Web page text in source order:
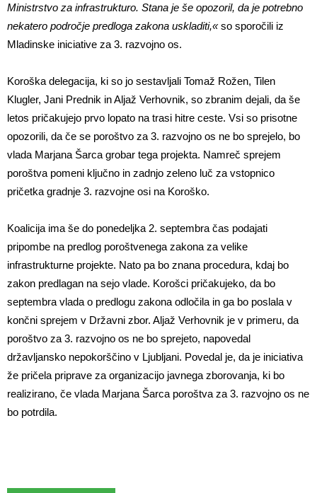
Ministrstvo za infrastrukturo. Stana je še opozoril, da je potrebno
nekatero področje predloga zakona uskladiti,«so sporočili iz
Mladinske iniciative za 3. razvojno os.
Koroška delegacija, ki so jo sestavljali Tomaž Rožen, Tilen
Klugler, Jani Prednik in Aljaž Verhovnik, so zbranim dejali, da še
letos pričakujejo prvo lopato na trasi hitre ceste. Vsi so prisotne
opozorili, da če se poroštvo za 3. razvojno os ne bo sprejelo, bo
vlada Marjana Šarca grobar tega projekta. Namreč sprejem
poroštva pomeni ključno in zadnjo zeleno luč za vstopnico
pričetka gradnje 3. razvojne osi na Koroško.
Koalicija ima še do ponedeljka 2. septembra čas podajati
pripombe na predlog poroštvenega zakona za velike
infrastrukturne projekte. Nato pa bo znana procedura, kdaj bo
zakon predlagan na sejo vlade. Korošci pričakujeko, da bo
septembra vlada o predlogu zakona odločila in ga bo poslala v
končni sprejem v Državni zbor. Aljaž Verhovnik je v primeru, da
poroštvo za 3. razvojno os ne bo sprejeto, napovedal
državljansko nepokorščino v Ljubljani. Povedal je, da je iniciativa
že pričela priprave za organizacijo javnega zborovanja, ki bo
realizirano, če vlada Marjana Šarca poroštva za 3. razvojno os ne
bo potrdila.